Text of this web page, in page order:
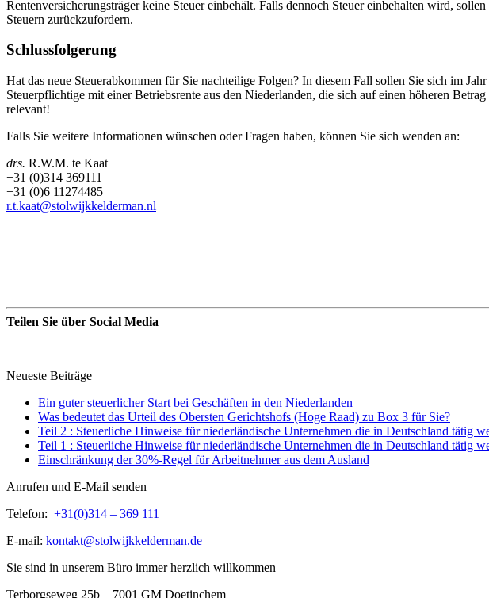
Rentenversicherungsträger keine Steuer einbehält. Falls dennoch Steuer einbehalten wird,
Steuern zurückzufordern.
Schlussfolgerung
Hat das neue Steuerabkommen für Sie nachteilige Folgen? In diesem Fall sollen Sie sich im
Steuerpflichtige mit einer Betriebsrente aus den Niederlanden, die sich auf einen höheren
relevant!
Falls Sie weitere Informationen wünschen oder Fragen haben, können Sie sich wenden an:
drs. R.W.M. te Kaat
+31 (0)314 369111
+31 (0)6 11274485
r.t.kaat@stolwijkkelderman.nl
Teilen Sie über Social Media
Neueste Beiträge
Ein guter steuerlicher Start bei Geschäften in den Niederlanden
Was bedeutet das Urteil des Obersten Gerichtshofs (Hoge Raad) zu Box 3 für Sie?
Teil 2 : Steuerliche Hinweise für niederländische Unternehmen die in Deutschland tätig
Teil 1 : Steuerliche Hinweise für niederländische Unternehmen die in Deutschland tätig
Einschränkung der 30%-Regel für Arbeitnehmer aus dem Ausland
Anrufen und E-Mail senden
Telefon: +31(0)314 – 369 111
E-mail: kontakt@stolwijkkelderman.de
Sie sind in unserem Büro immer herzlich willkommen
Terborgseweg 25b – 7001 GM Doetinchem